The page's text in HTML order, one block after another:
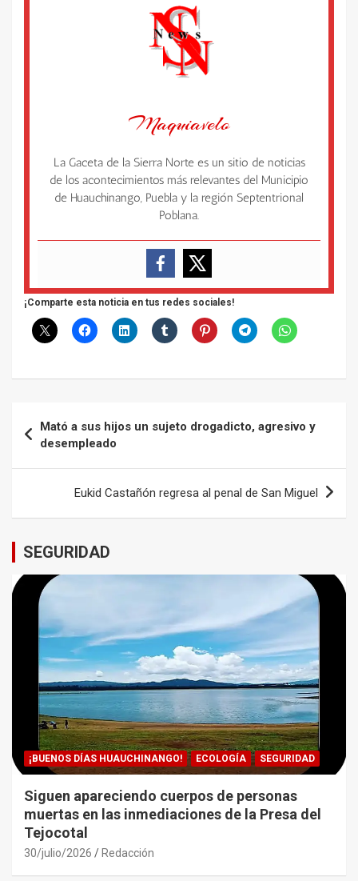
Maquiavelo
La Gaceta de la Sierra Norte es un sitio de noticias
de los acontecimientos más relevantes del Municipio
de Huauchinango, Puebla y la región Septentrional
Poblana.
¡Comparte esta noticia en tus redes sociales!
de
entradas
Mató a sus hijos un sujeto drogadicto, agresivo y
desempleado
Eukid Castañón regresa al penal de San Miguel
SEGURIDAD
¡BUENOS DÍAS HUAUCHINANGO! ECOLOGÍA SEGURIDAD
Siguen apareciendo cuerpos de personas
muertas en las inmediaciones de la Presa del
Tejocotal
30/julio/2026 Redacción